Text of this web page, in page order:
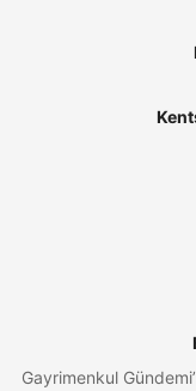
Gayrimenkul